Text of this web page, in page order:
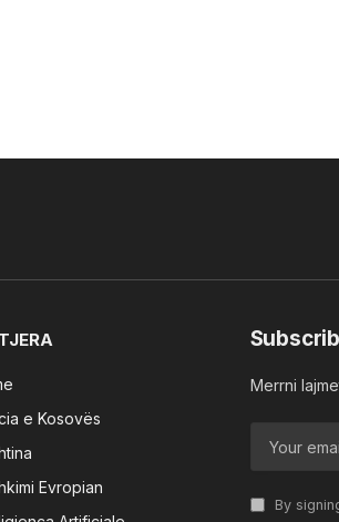
e Kosovës
Evropian
Merrni
By